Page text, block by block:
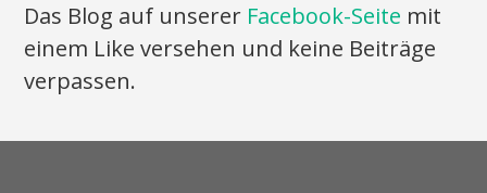
Das Blog auf unserer Facebook-Seite mit
einem Like versehen und keine Beiträge
verpassen.